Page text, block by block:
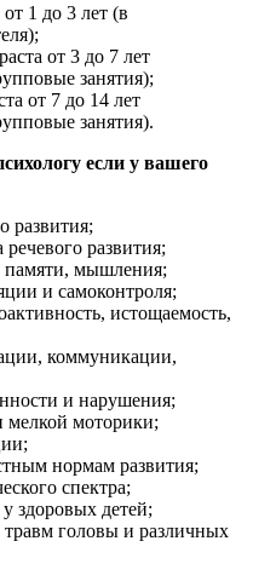
от 1 до 3 лет (в
от 3 до 7 лет
занятия);
от 7 до 14 лет
занятия).
если у вашего
развития;
развития;
мышления;
и самоконтроля;
истощаемость,
коммуникации,
и нарушения;
мелкой моторики;
нормам развития;
спектра;
здоровых детей;
травм головы и различных